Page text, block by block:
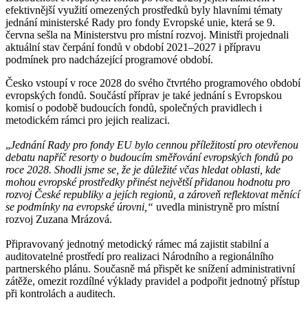
efektivnější využití omezených prostředků byly hlavními tématy
jednání ministerské Rady pro fondy Evropské unie, která se 9.
června sešla na Ministerstvu pro místní rozvoj. Ministři projednali
aktuální stav čerpání fondů v období 2021–2027 i přípravu
podmínek pro nadcházející programové období.
Česko vstoupí v roce 2028 do svého čtvrtého programového období
evropských fondů. Součástí příprav je také jednání s Evropskou
komisí o podobě budoucích fondů, společných pravidlech i
metodickém rámci pro jejich realizaci.
„Jednání Rady pro fondy EU bylo cennou příležitostí pro otevřenou
debatu napříč resorty o budoucím směřování evropských fondů po
roce 2028. Shodli jsme se, že je důležité včas hledat oblasti, kde
mohou evropské prostředky přinést největší přidanou hodnotu pro
rozvoj České republiky a jejích regionů, a zároveň reflektovat měnící
se podmínky na evropské úrovni,“ uvedla ministryně pro místní
rozvoj Zuzana Mrázová.
Připravovaný jednotný metodický rámec má zajistit stabilní a
auditovatelné prostředí pro realizaci Národního a regionálního
partnerského plánu. Současně má přispět ke snížení administrativní
zátěže, omezit rozdílné výklady pravidel a podpořit jednotný přístup
při kontrolách a auditech.